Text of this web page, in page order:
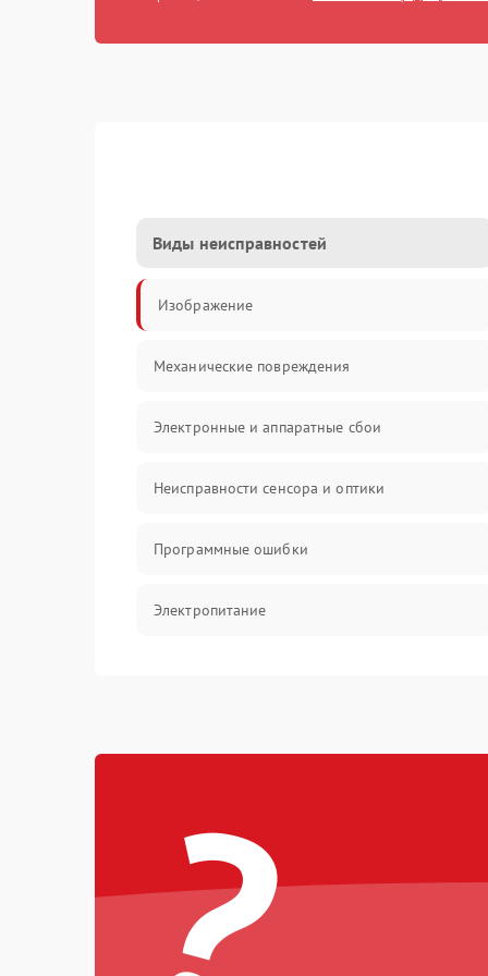
Виды неисправностей
Изображение
Механические повреждения
Электронные и аппаратные сбои
Неисправности сенсора и оптики
Программные ошибки
Электропитание
Температурные проблемы
Сбои коммуникаций и интерфейсов